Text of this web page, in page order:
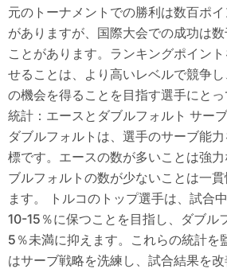
元のトーナメントでの勝利は数百ポ
がありますが、国際大会での成功は
ことがあります。ランキングポイン
せることは、より高いレベルで競争
の機会を得ることを目指す選手にと
統計：エースとダブルフォルト サー
ダブルフォルトは、選手のサーブ能
標です。エースの数が多いことは強
ブルフォルトの数が少ないことは一
ます。 トルコのトップ選手は、試合
10-15％に保つことを目指し、ダブル
5％未満に抑えます。これらの統計を
はサーブ戦略を洗練し、試合結果を